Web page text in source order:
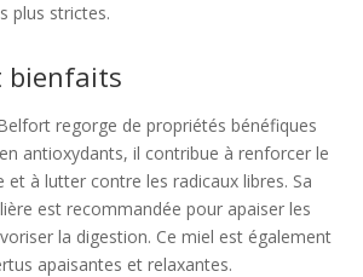
plus strictes.
bienfaits
regorge de propriétés bénéfiques
antioxydants, il contribue à renforcer le
à lutter contre les radicaux libres. Sa
est recommandée pour apaiser les
la digestion. Ce miel est également
apaisantes et relaxantes.